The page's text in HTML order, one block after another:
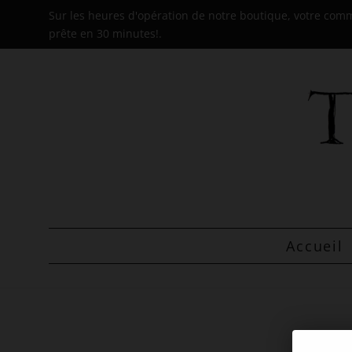
Sur les heures d'opération de notre boutique, votre
prête en 30 minutes!.
Accueil